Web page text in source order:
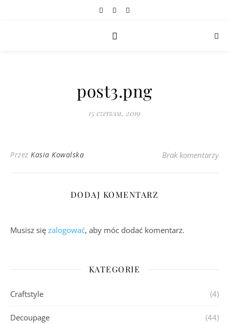
post3.png
15 czerwca, 2019
Przez Kasia Kowalska Brak komentarzy
DODAJ KOMENTARZ
Musisz się zalogować, aby móc dodać komentarz.
KATEGORIE
Craftstyle (4)
Decoupage (44)